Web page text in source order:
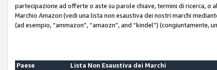
partecipazione ad offerte o aste su parole chiave, termini di ricerca,
Marchio Amazon (vedi una lista non esaustiva dei nostri marchi
(ad esempio, “ammazon”, “amaozn”, and “kindel”) (congiuntamente,
Paese
Lista Non Esaustiva dei Marchi